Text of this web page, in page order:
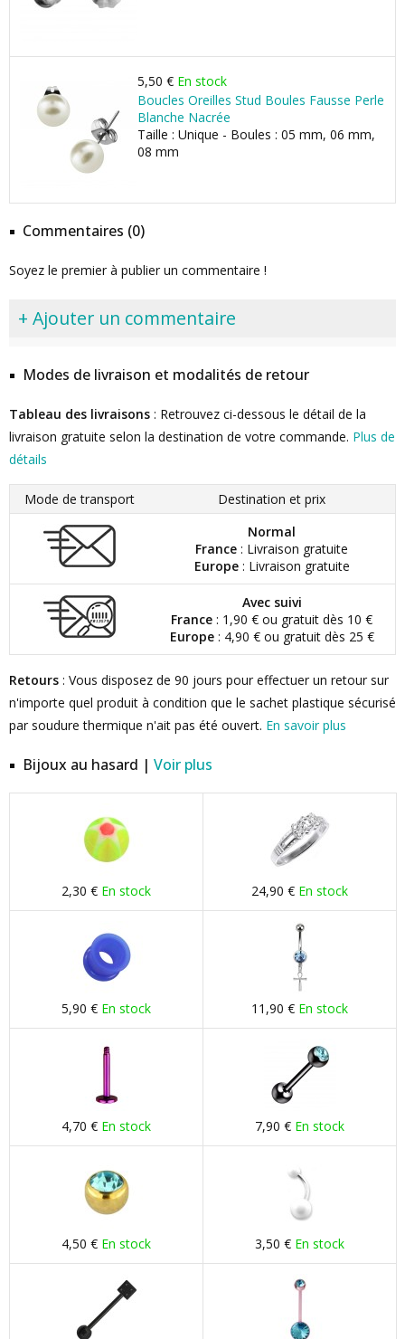
5,50 € En stock
Boucles Oreilles Stud Boules Fausse Perle
Blanche Nacrée
Taille : Unique - Boules : 05 mm, 06 mm,
08 mm
Commentaires (0)
Soyez le premier à publier un commentaire !
+ Ajouter un commentaire
Modes de livraison et modalités de retour
Tableau des livraisons : Retrouvez ci-dessous le détail de la
livraison gratuite selon la destination de votre commande. Plus de
détails
Mode de transport
Destination et prix
Normal
France : Livraison gratuite
Europe: Livraison gratuite
Avec suivi
France : 1,90 € ou gratuit dès 10 €
Europe: 4,90 € ou gratuit dès 25 €
Retours : Vous disposez de 90 jours pour effectuer un retour sur
n'importe quel produit à condition que le sachet plastique sécurisé
par soudure thermique n'ait pas été ouvert. En savoir plus
Bijoux au hasard | Voir plus
2,30 € En stock 24,90 € En stock
5,90 € En stock 11,90 € En stock
4,70 € En stock 7,90 € En stock
4,50 € En stock 3,50 € En stock